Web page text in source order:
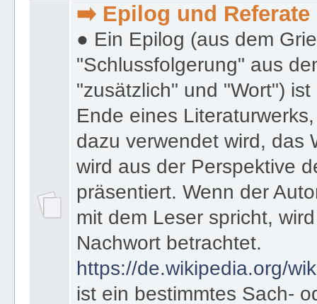
➡️ Epilog und Referate
● Ein Epilog (aus dem
"Schlussfolgerung" aus
"zusätzlich" und "Wort")
Ende eines
dazu verwendet wird, das
wird aus der Perspektive
präsentiert. Wenn der
mit dem Leser spricht,
Nachwort betrachtet.
https://de.wikipedia.org/
ist ein bestimmtes Sach-